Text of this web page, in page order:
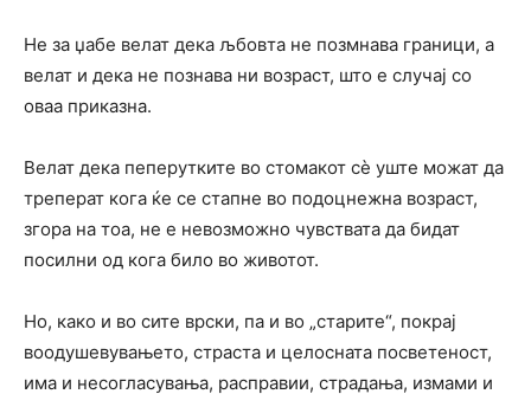
Не за џабе велат дека љбовта не позмнава граници, а
велат и дека не познава ни возраст, што е случај со
оваа приказна.
Велат дека пеперутките во стомакот сè уште можат да
треперат кога ќе се стапне во подоцнежна возраст,
згора на тоа, не е невозможно чувствата да бидат
посилни од кога било во животот.
Но, како и во сите врски, па и во „старите“, покрај
воодушевувањето, страста и целосната посветеност,
има и несогласувања, расправии, страдања, измами и